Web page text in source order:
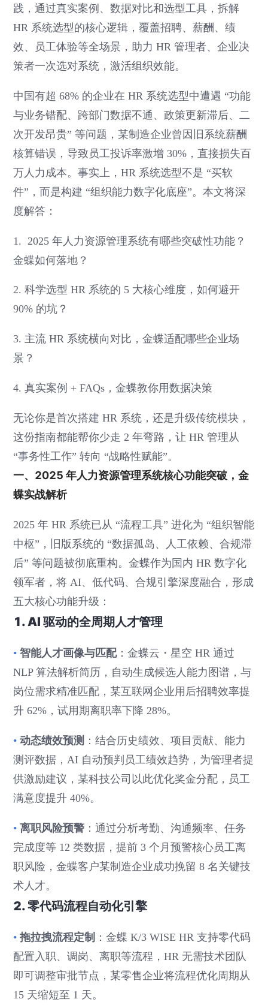
践，通过真实案例、数据对比和选型工具，拆解
HR 系统选型的核心逻辑，覆盖招聘、薪酬、绩
效、员工体验等全场景，助力 HR 管理者、企业决
策者一次选对系统，激活组织效能。
中国有超 68% 的企业在 HR 系统选型中遭遇 “功能
与业务错配、跨部门数据不通、政策更新滞后、二
次开发昂贵” 等问题，某制造企业曾因旧系统薪酬
核算错误，导致员工投诉率激增 30%，直接损失百
万人力成本。事实上，HR 系统选型不是 “买软
件”，而是构建 “组织能力数字化底座”。本文将深
度解答：
1. 2025 年人力资源管理系统有哪些突破性功能？
金蝶如何落地？
2. 科学选型 HR 系统的 5 大核心维度，如何避开
90% 的坑？
3. 主流 HR 系统横向对比，金蝶适配哪些企业场
景？
4. 真实案例 + FAQs，金蝶教你用数据决策
无论你是首次搭建 HR 系统，还是升级传统模块，
这份指南都能帮你少走 2 年弯路，让 HR 管理从
“事务性工作” 转向 “战略性赋能”。
一、2025 年人力资源管理系统核心功能突破，金
蝶实战解析
2025 年 HR 系统已从 “流程工具” 进化为 “组织智能
中枢”，旧版系统的 “数据孤岛、人工依赖、合规滞
后” 等问题被彻底重构。金蝶作为国内 HR 数字化
领军者，将 AI、低代码、合规引擎深度融合，形成
五大核心功能升级：
1. AI 驱动的全周期人才管理
•智能人才画像与匹配：金蝶云・星空 HR 通过
NLP 算法解析简历，自动生成候选人能力图谱，与
岗位需求精准匹配，某互联网企业用后招聘效率提
升 62%，试用期离职率下降 28%。
•动态绩效预测 ：结合历史绩效、项目贡献、能力
测评数据，AI 自动预判员工绩效趋势，为管理者提
供激励建议，某科技公司以此优化奖金分配，员工
满意度提升 40%。
•离职风险预警 ：通过分析考勤、沟通频率、任务
完成度等 12 类数据，提前 3 个月预警核心员工离
职风险，金蝶客户某制造企业成功挽留 8 名关键技
术人才。
2. 零代码流程自动化引擎
•拖拉拽流程定制 ：金蝶 K/3 WISE HR 支持零代码
配置入职、调岗、离职等流程，HR 无需技术团队
即可调整审批节点，某零售企业将流程优化周期从
15 天缩短至 1 天。